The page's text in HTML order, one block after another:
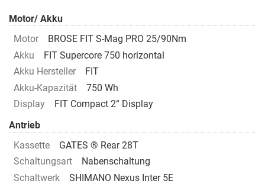
Motor/ Akku
Motor
BROSE FIT S-Mag PRO 25/90Nm
Akku
FIT Supercore 750 horizontal
Akku Hersteller
FIT
Akku-Kapazität
750 Wh
Display
FIT Compact 2“ Display
Antrieb
Kassette
GATES ® Rear 28T
Schaltungsart
Nabenschaltung
Schaltwerk
SHIMANO Nexus Inter 5E